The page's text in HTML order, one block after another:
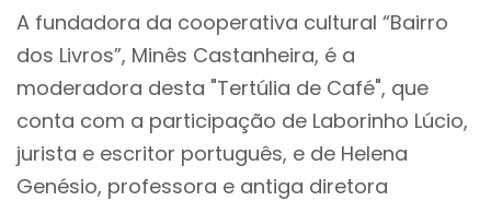
A fundadora da cooperativa cultural “Bairro
dos Livros”, Minês Castanheira, é a
moderadora desta "Tertúlia de Café", que
conta com a participação de Laborinho Lúcio,
jurista e escritor português, e de Helena
Genésio, professora e antiga diretora